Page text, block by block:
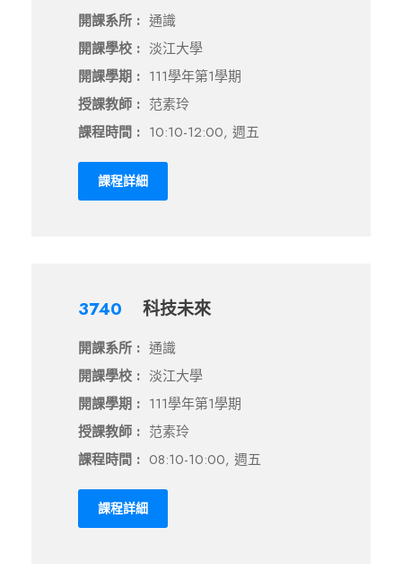
開課系所 : 通識
開課學校 : 淡江大學
開課學期 : 111學年第1學期
授課教師 : 范素玲
課程時間 : 10:10-12:00, 週五
課程詳細
3740 科技未來
開課系所 : 通識
開課學校 : 淡江大學
開課學期 : 111學年第1學期
授課教師 : 范素玲
課程時間 : 08:10-10:00, 週五
課程詳細